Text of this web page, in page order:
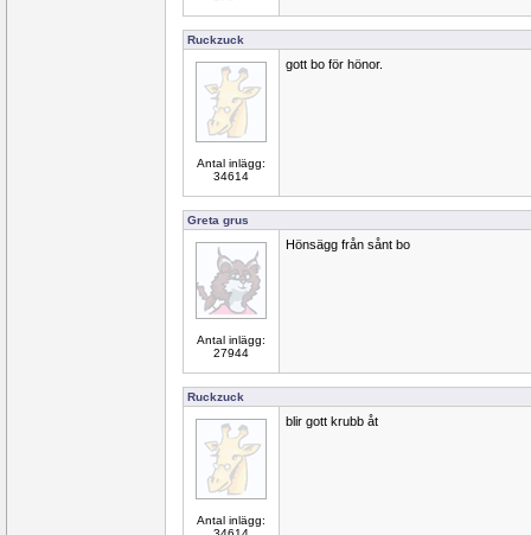
Ruckzuck
Antal inlägg:
34614
gott bo för hönor.
Greta grus
Antal inlägg:
27944
Hönsägg från sånt bo
Ruckzuck
Antal inlägg:
blir gott krubb åt